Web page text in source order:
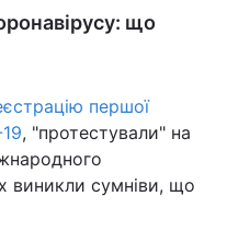
що
першої
, "протестували" на
виникли сумніви, що